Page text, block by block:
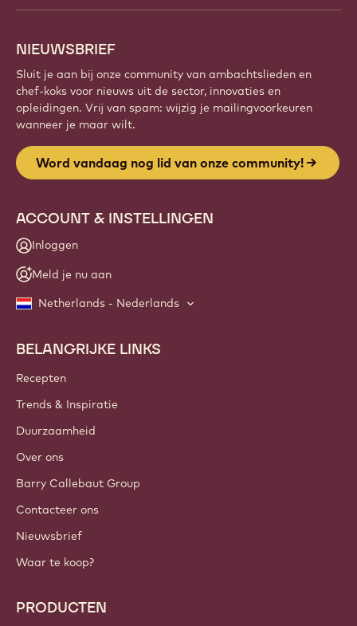
NIEUWSBRIEF
Sluit je aan bij onze community van ambachtslieden en
chef-koks voor nieuws uit de sector, innovaties en
opleidingen. Vrij van spam: wijzig je mailingvoorkeuren
wanneer je maar wilt.
Word vandaag nog lid van onze community!
ACCOUNT & INSTELLINGEN
Inloggen
Meld je nu aan
Netherlands - Nederlands
Footer
Callebaut
BELANGRIJKE LINKS
Recepten
Trends & Inspiratie
Duurzaamheid
Over ons
Barry Callebaut Group
Contacteer ons
Nieuwsbrief
Waar te koop?
PRODUCTEN